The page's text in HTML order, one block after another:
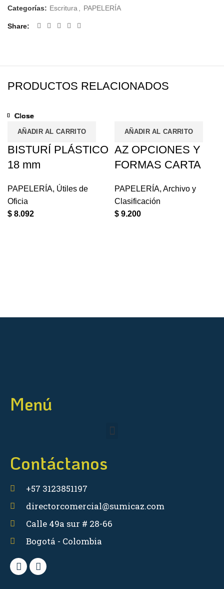
Categorías: Escritura PAPELERÍA
Share
PRODUCTOS RELACIONADOS
AÑADIR AL CARRITO
Close
BISTURÍ PLÁSTICO
18 mm
PAPELERÍA, Útiles de
Oficia
$ 8.092
AÑADIR AL CARRITO
Close
AZ OPCIONES Y
FORMAS CARTA
PAPELERÍA, Archivo y
Clasificación
$ 9.200
Close
Close
Close
Close
Close
Close
Menú
Contáctanos
+57 3123851197
directorcomercial@sumicaz.com
Calle 49a sur # 28-66
Bogotá - Colombia